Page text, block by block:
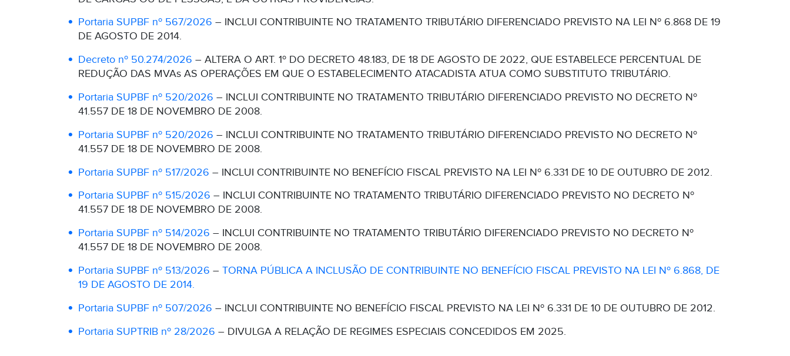
Portaria SUPBF nº 567/2026 – INCLUI CONTRIBUINTE NO TRATAMENTO TRIBUTÁRIO DIFERENCIADO PREVISTO NA LEI Nº 6.868 DE 19
DE AGOSTO DE 2014.
Decreto nº 50.274/2026 – ALTERA O ART. 1º DO DECRETO 48.183, DE 18 DE AGOSTO DE 2022, QUE ESTABELECE PERCENTUAL DE
REDUÇÃO DAS MVAs AS OPERAÇÕES EM QUE O ESTABELECIMENTO ATACADISTA ATUA COMO SUBSTITUTO TRIBUTÁRIO.
Portaria SUPBF nº 520/2026 – INCLUI CONTRIBUINTE NO TRATAMENTO TRIBUTÁRIO DIFERENCIADO PREVISTO NO DECRETO Nº
41.557 DE 18 DE NOVEMBRO DE 2008.
Portaria SUPBF nº 520/2026 – INCLUI CONTRIBUINTE NO TRATAMENTO TRIBUTÁRIO DIFERENCIADO PREVISTO NO DECRETO Nº
41.557 DE 18 DE NOVEMBRO DE 2008.
Portaria SUPBF nº 517/2026 – INCLUI CONTRIBUINTE NO BENEFÍCIO FISCAL PREVISTO NA LEI Nº 6.331 DE 10 DE OUTUBRO DE 2012.
Portaria SUPBF nº 515/2026 – INCLUI CONTRIBUINTE NO TRATAMENTO TRIBUTÁRIO DIFERENCIADO PREVISTO NO DECRETO Nº
41.557 DE 18 DE NOVEMBRO DE 2008.
Portaria SUPBF nº 514/2026 – INCLUI CONTRIBUINTE NO TRATAMENTO TRIBUTÁRIO DIFERENCIADO PREVISTO NO DECRETO Nº
41.557 DE 18 DE NOVEMBRO DE 2008.
Portaria SUPBF nº 513/2026 –TORNA PÚBLICA A INCLUSÃO DE CONTRIBUINTE NO BENEFÍCIO FISCAL PREVISTO NA LEI Nº 6.868, DE
19 DE AGOSTO DE 2014.
Portaria SUPBF nº 507/2026 – INCLUI CONTRIBUINTE NO BENEFÍCIO FISCAL PREVISTO NA LEI Nº 6.331 DE 10 DE OUTUBRO DE 2012.
Portaria SUPTRIB nº 28/2026– DIVULGA A RELAÇÃO DE REGIMES ESPECIAIS CONCEDIDOS EM 2025.